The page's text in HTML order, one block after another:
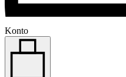
Konto